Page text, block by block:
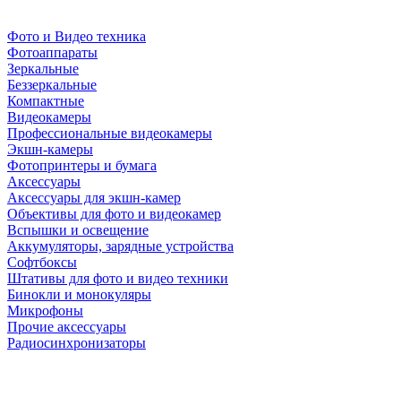
Фото и Видео техника
Фотоаппараты
Зеркальные
Беззеркальные
Компактные
Видеокамеры
Профессиональные видеокамеры
Экшн-камеры
Фотопринтеры и бумага
Аксессуары
Аксессуары для экшн-камер
Объективы для фото и видеокамер
Вспышки и освещение
Аккумуляторы, зарядные устройства
Софтбоксы
Штативы для фото и видео техники
Бинокли и монокуляры
Микрофоны
Прочие аксессуары
Радиосинхронизаторы